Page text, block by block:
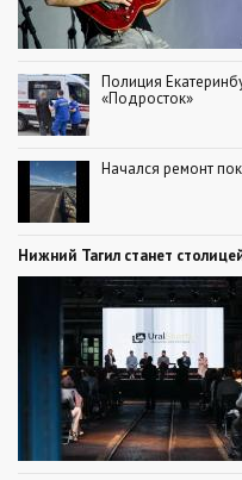
Полиция
«Подросток»
Начался ремонт
Нижний Тагил станет